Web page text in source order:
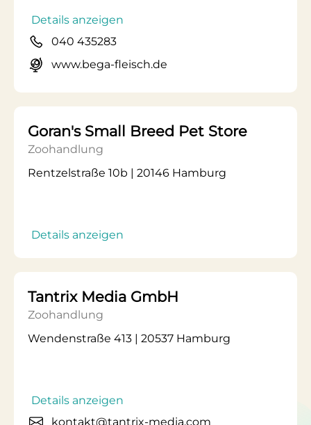
Details anzeigen
040 435283
www.bega-fleisch.de
Goran's Small Breed Pet Store
Zoohandlung
Rentzelstraße 10b | 20146 Hamburg
Details anzeigen
Tantrix Media GmbH
Zoohandlung
Wendenstraße 413 | 20537 Hamburg
Details anzeigen
kontakt@tantrix-media.com